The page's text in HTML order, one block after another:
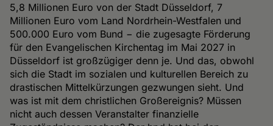
5,8 Millionen Euro von der Stadt Düsseldorf, 7
Millionen Euro vom Land Nordrhein-Westfalen und
500.000 Euro vom Bund − die zugesagte Förderung
für den Evangelischen Kirchentag im Mai 2027 in
Düsseldorf ist großzügiger denn je. Und das, obwohl
sich die Stadt im sozialen und kulturellen Bereich zu
drastischen Mittelkürzungen gezwungen sieht. Und
was ist mit dem christlichen Großereignis? Müssen
nicht auch dessen Veranstalter finanzielle